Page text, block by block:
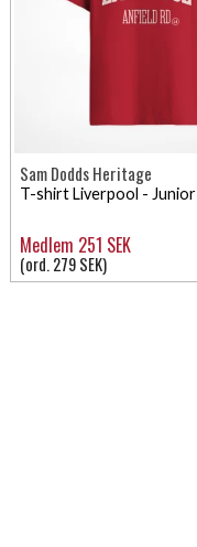
Sam Dodds Heritage
T-shirt Liverpool - Junior
Medlem 251 SEK
(ord. 279 SEK)